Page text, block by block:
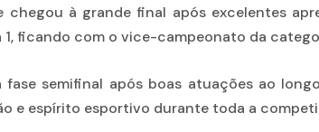
à grande final após excelentes
ficando com o vice-campeonato da
semifinal após boas atuações ao
e espírito esportivo durante toda a